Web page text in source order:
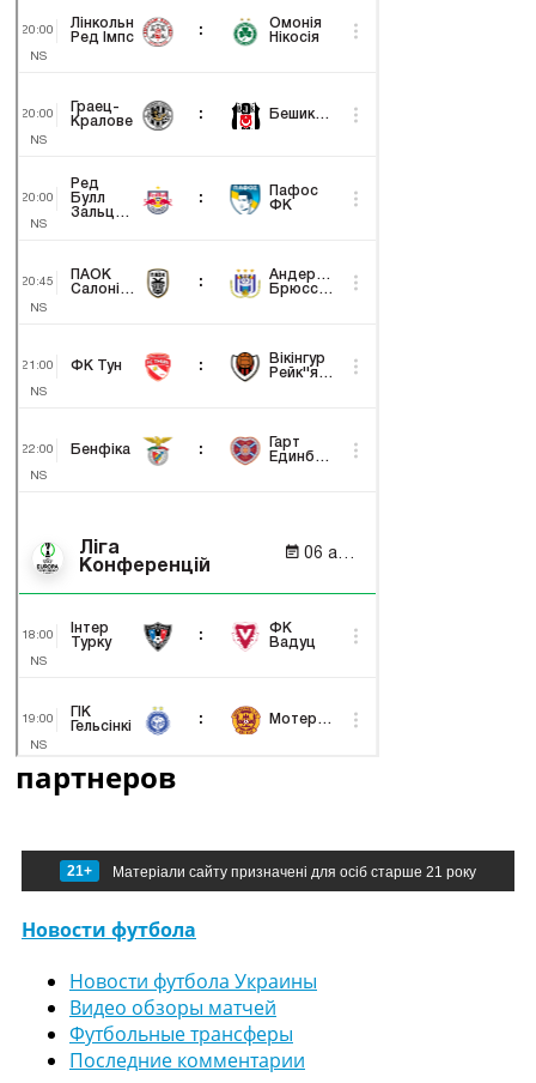
партнеров
21+ Матеріали сайту призначені для осіб старше 21 року
Новости футбола
Новости футбола Украины
Видео обзоры матчей
Футбольные трансферы
Последние комментарии